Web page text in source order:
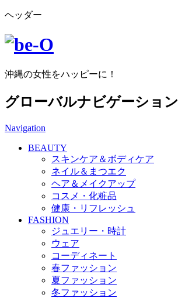
ヘッダー
沖縄の女性をハッピーに！
グローバルナビゲーション
Navigation
BEAUTY
スキンケア＆ボディケア
ネイル＆まつエク
ヘア＆メイクアップ
コスメ・化粧品
健康・リフレッシュ
FASHION
ジュエリー・時計
ウェア
コーディネート
春ファッション
夏ファッション
冬ファッション